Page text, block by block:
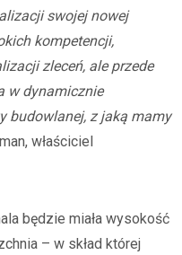
swojej nowej
kompetencji,
zleceń, ale przede
w dynamicznie
budowlanej, z jaką mamy
właściciel
będzie miała wysokość
– w skład której